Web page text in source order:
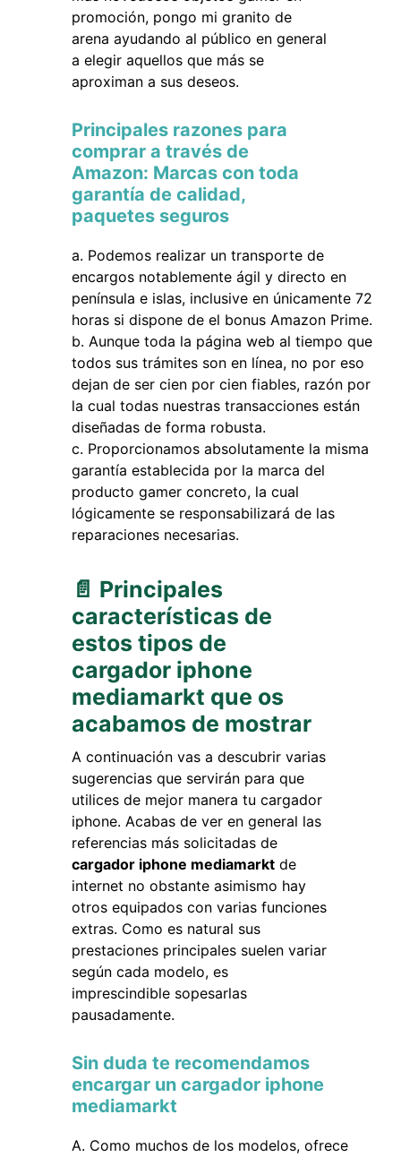
promoción, pongo mi granito de
arena ayudando al público en general
a elegir aquellos que más se
aproximan a sus deseos.
Principales razones para
comprar a través de
Amazon: Marcas con toda
garantía de calidad,
paquetes seguros
Podemos realizar un transporte de
encargos notablemente ágil y directo en
península e islas, inclusive en únicamente 72
horas si dispone de el bonus Amazon Prime.
Aunque toda la página web al tiempo que
todos sus trámites son en línea, no por eso
dejan de ser cien por cien fiables, razón por
la cual todas nuestras transacciones están
diseñadas de forma robusta.
Proporcionamos absolutamente la misma
garantía establecida por la marca del
producto gamer concreto, la cual
lógicamente se responsabilizará de las
reparaciones necesarias.
📄 Principales
características de
estos tipos de
cargador iphone
mediamarkt que os
acabamos de mostrar
A continuación vas a descubrir varias
sugerencias que servirán para que
utilices de mejor manera tu cargador
iphone. Acabas de ver en general las
referencias más solicitadas de
cargador iphone mediamarkt de
internet no obstante asimismo hay
otros equipados con varias funciones
extras. Como es natural sus
prestaciones principales suelen variar
según cada modelo, es
imprescindible sopesarlas
pausadamente.
Sin duda te recomendamos
encargar un cargador iphone
mediamarkt
Como muchos de los modelos, ofrece